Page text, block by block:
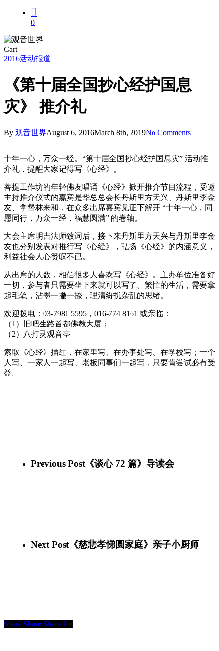
0
CartClose
Cart
2016活动报道
《第十届全国抄心经护国息
灾》 推介礼
By 观音世界August 6, 2016March 8th, 2019No Comments
十年一心，万众一经。“第十届全国抄心经护国息灾” 活动推
介礼，提醒大家记得写《心经》。
菩提工作坊的年轻佛友唱诵《心经》掀开推介节目流程，受邀
主持推介仪式的嘉宾是华总总会长丹斯里方天兴、丹斯里李金
友、拿督林来和，在众多出席嘉宾见证下解开 “十年一心，同
愿同行，万众一经，福慧圆满” 的卷轴。
大会主席明吉法师致词后，接下来丹斯里方天兴与丹斯里李金
友也分别发表对推行写《心经》，弘扬《心经》的内涵意义，
利益社会人心赞叹不已。
从出席的人数，相信很多人喜欢写《心经》。主办单位准备好
一切，参与者只需要坐下来就可以写了。繁忙的生活，需要拿
起毛笔，沾墨一撇一捺，理清纷扰杂乱的思绪。
欢迎拨电：03-7981 5595，016-774 8161 或亲临：
（1）旧吧生路首都佛教大厦；
（2）八打灵观音亭
索取《心经》描红，在家里写、在办事处写、在学校写；一个
人写、一家人一起写、老板同事们一起写，只要肯尝试必有受
益。
Previous Post 《谈心 72 篇》导读会
Next Post《慈悲孝悌圆家庭》亲子小厨师
Share Share Share Pin